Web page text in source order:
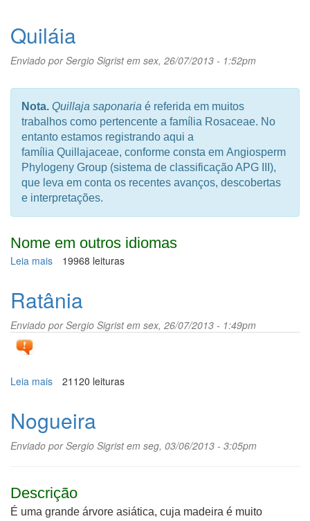
Quiláia
Enviado porSergio Sigristem sex, 26/07/2013 - 1:52pm
Nota. Quillaja saponaria é referida em muitos
trabalhos como pertencente a família Rosaceae. No
entanto estamos registrando aqui a
família Quillajaceae, conforme consta em Angiosperm
Phylogeny Group (sistema de classificação APG III),
que leva em conta os recentes avanços, descobertas
e interpretações.
Nome em outros idiomas
Leia mais sobre
19968 leituras
Ratânia
Enviado porSergio Sigristem sex, 26/07/2013 - 1:49pm
Leia mais sobre
21120 leituras
Nogueira
Enviado porSergio Sigristem seg, 03/06/2013 - 3:05pm
Descrição
É uma grande árvore asiática, cuja madeira é muito